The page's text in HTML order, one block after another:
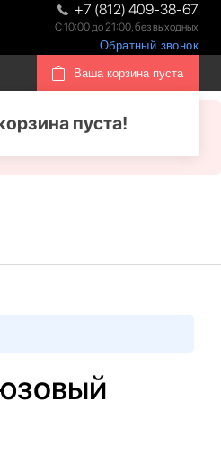
+7 (812) 409-38-67
С 10:00 до 21:00, без выходных
Обратный звонок
Ваша корзина пуста
пуста!